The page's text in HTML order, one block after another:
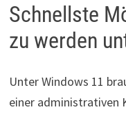
Schnellste
zu werden
Unter Windows 11
einer administrativen